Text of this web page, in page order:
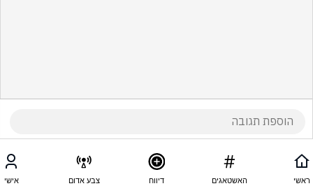
ראשי האשטאגים דיווח צבע אדום אישי